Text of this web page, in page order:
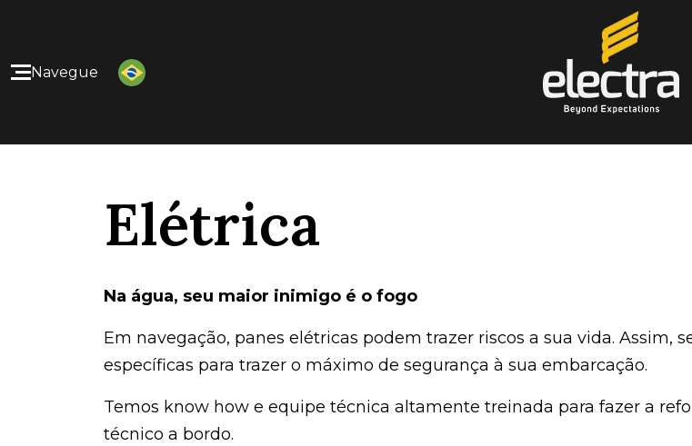
Navegue
Home
Nossos Produtos
Quem SomosElétrica
Na água, seu maior inimigo é o fogo
Em navegação, panes elétricas podem trazer riscos a sua vida. Assim,
específicas para trazer o máximo de segurança à sua embarcação.
Temos know how e equipe técnica altamente treinada para fazer a
técnico a bordo.